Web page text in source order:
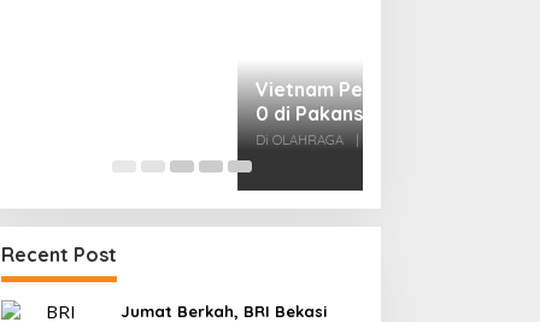
Recent Post
Jumat Berkah, BRI Bekasi